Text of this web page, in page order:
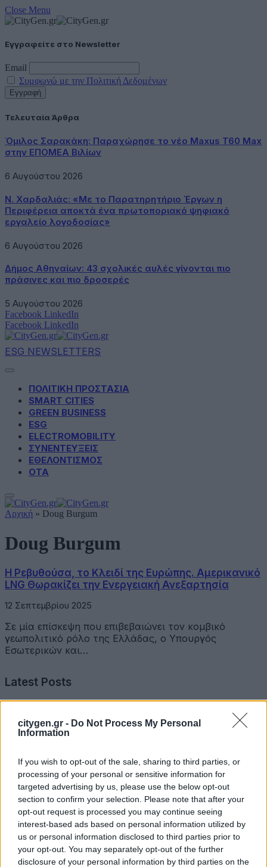
citygen.gr - Do Not Process My Personal
Information
If you wish to opt-out of the sale, sharing to third parties, or
processing of your personal or sensitive information for
targeted advertising by us, please use the below opt-out
section to confirm your selection. Please note that after your
opt-out request is processed you may continue seeing
interest-based ads based on personal information utilized by
us or personal information disclosed to third parties prior to
your opt-out. You may separately opt-out of the further
disclosure of your personal information by third parties on the
Close Menu
Εγγραφείτε στο Newsletter
Email
Συμφωνώ με την Πολιτική Δεδομένων
Τελευταία Άρθρα
Όμιλος Σαρακάκη: Παραχώρησε το νέο Maxus T60 Max
στην ΕΠΟΜΕΑ Βιλίων
6 Αυγούστου 2026
Ν. Χαρδαλιάς: «Με το Παρατηρητήριο Έργων η
Περιφέρεια αποκτά ένα πρωτοποριακό ψηφιακό
εργαλείο λογοδοσίας»
6 Αυγούστου 2026
Δήμος Αθηναίων: 43 σχολικές αυλές γίνονται πιο
πράσινες και πιο δροσερές
5 Αυγούστου 2026
Facebook LinkedIn
Facebook LinkedIn
ESG NEWSLETTERS
ΠΟΛΙΤΙΚΗ ΠΡΟΣΤΑΣΙΑ
SMART CITIES
GREEN BUSINESS
ESG
ELECTROMOBILITY
ΣΥΝΕΝΤΕΥΞΕΙΣ
ΕΘΕΛΟΝΤΙΣΜΟΣ
ΟΤΑ
Αρχική » Doug Burgum
Doug Burgum
Η Ρεβυθούσα, το Κλειδί της Ευρώπης. Αμερικανικό
LNG Θωρακίζει την Ενεργειακή Ανεξαρτησία
12 Σεπτεμβρίου 2025
Σε μία επίσκεψη που επιβεβαιώνει τον κομβικό
γεωπολιτικό ρόλο της Ελλάδας, ο Υπουργός
Εσωτερικών και…
Latest Posts
Όμιλος Σαρακάκη: Παραχώρησε το νέο Maxus T60 Max
στην ΕΠΟΜΕΑ Βιλίων
Ν. Χαρδαλιάς: «Με το Παρατηρητήριο Έργων η
Περιφέρεια αποκτά ένα πρωτοποριακό ψηφιακό
εργαλείο λογοδοσίας»
6 Αυγούστου 2026
Δήμος Αθηναίων: 43 σχολικές αυλές γίνονται πιο
πράσινες και πιο δροσερές